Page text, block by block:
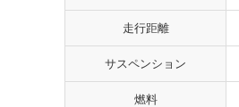
走行距離
サスペンション
燃料